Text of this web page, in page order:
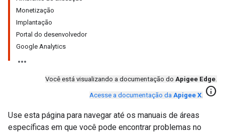
Monetização
Implantação
Portal do desenvolvedor
Google Analytics
Você está visualizando a documentação do Apigee Edge.
Acesse a documentação da Apigee X. info
Use esta página para navegar até os manuais de áreas
específicas em que você pode encontrar problemas no